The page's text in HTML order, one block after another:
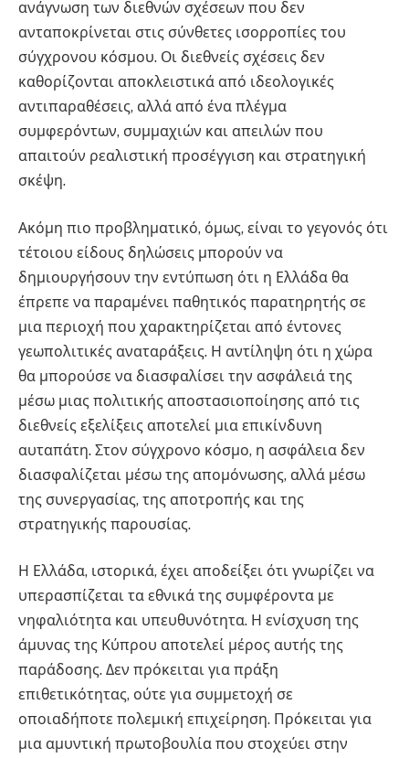
ανάγνωση των διεθνών σχέσεων που δεν
ανταποκρίνεται στις σύνθετες ισορροπίες του
σύγχρονου κόσμου. Οι διεθνείς σχέσεις δεν
καθορίζονται αποκλειστικά από ιδεολογικές
αντιπαραθέσεις, αλλά από ένα πλέγμα
συμφερόντων, συμμαχιών και απειλών που
απαιτούν ρεαλιστική προσέγγιση και στρατηγική
σκέψη.
Ακόμη πιο προβληματικό, όμως, είναι το γεγονός ότι
τέτοιου είδους δηλώσεις μπορούν να
δημιουργήσουν την εντύπωση ότι η Ελλάδα θα
έπρεπε να παραμένει παθητικός παρατηρητής σε
μια περιοχή που χαρακτηρίζεται από έντονες
γεωπολιτικές αναταράξεις. Η αντίληψη ότι η χώρα
θα μπορούσε να διασφαλίσει την ασφάλειά της
μέσω μιας πολιτικής αποστασιοποίησης από τις
διεθνείς εξελίξεις αποτελεί μια επικίνδυνη
αυταπάτη. Στον σύγχρονο κόσμο, η ασφάλεια δεν
διασφαλίζεται μέσω της απομόνωσης, αλλά μέσω
της συνεργασίας, της αποτροπής και της
στρατηγικής παρουσίας.
Η Ελλάδα, ιστορικά, έχει αποδείξει ότι γνωρίζει να
υπερασπίζεται τα εθνικά της συμφέροντα με
νηφαλιότητα και υπευθυνότητα. Η ενίσχυση της
άμυνας της Κύπρου αποτελεί μέρος αυτής της
παράδοσης. Δεν πρόκειται για πράξη
επιθετικότητας, ούτε για συμμετοχή σε
οποιαδήποτε πολεμική επιχείρηση. Πρόκειται για
μια αμυντική πρωτοβουλία που στοχεύει στην